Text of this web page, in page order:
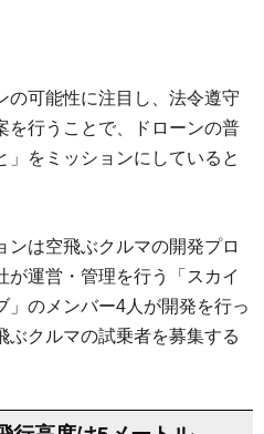
の可能性に注目し、法令遵守
を行うことで、ドローンの普
」をミッションにしていると
ンは空飛ぶクルマの開発プロ
が運営・管理を行う「スカイ
」のメンバー4人が開発を行っ
ぶクルマの試乗者を募集する